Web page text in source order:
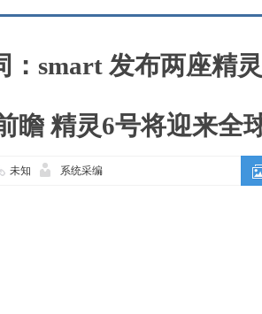
：smart 发布两座精
瞻 精灵6号将迎来全
未知 系统采编